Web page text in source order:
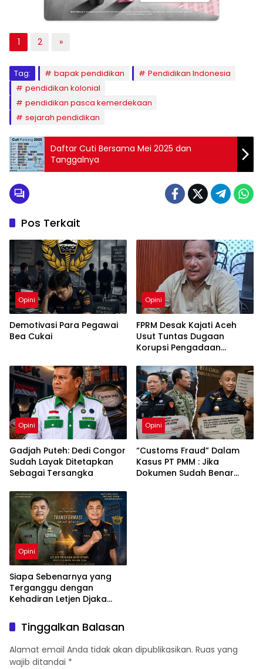
1 2 »
Tag: bapak pendidikan
Pendidikan Indonesia
pendidikan kolonial
pendidikan pasca kemerdekaan
sejarah pendidikan
Daftar Cuti Bersama Mei 2025 dan
Tanggalnya
Pos Terkait
Opini
Demotivasi Para Pegawai
Bea Cukai
Opini
FPRM Desak Kajati Aceh
Usut Tuntas Dugaan
Korupsi Pengadaan
Langsa
Opini
Gadjah Puteh: Dedi Congor
Sudah Layak Ditetapkan
Sebagai Tersangka
Opini
“Customs Fraud” Dalam
Kasus PT PMM : Jika
Dokumen Sudah Benar
Opini
Siapa Sebenarnya yang
Terganggu dengan
Kehadiran Letjen Djaka
sebagai Dirjen Bea Cukai?
Tinggalkan Balasan
Alamat email Anda tidak akan dipublikasikan. Ruas yang
wajib ditandai *